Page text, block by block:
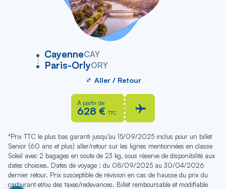
CayenneCAY
vers
Paris-OrlyORY
Aller / Retour
À partir de
628 € TTC
*Prix TTC le plus bas garanti jusqu’au 15/09/2025 inclus pour un billet
Senior (60 ans et plus) aller/retour sur les lignes mentionnées en classe
Soleil avec 2 bagages en soute de 23 kg, sous réserve de disponibilité aux
dates choisies. Dates de voyage : du 08/09/2025 au 30/04/2026
dernier retour. Prix susceptible de révision en cas de hausse du prix du
carburant et/ou des taxes/redevances. Billet remboursable et modifiable